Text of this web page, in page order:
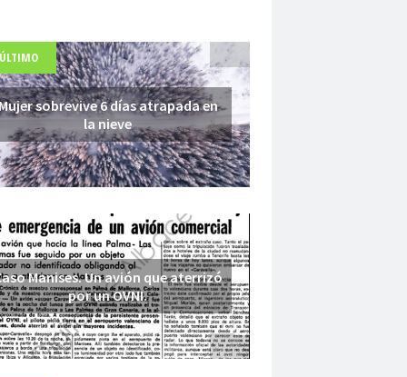
sobrevive 6 días atrapada en
la nieve
Manises. Un avión que aterrizó
por un OVNI.